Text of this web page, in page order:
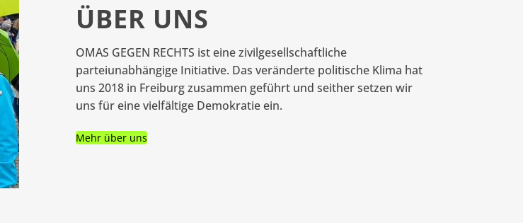
ÜBER UNS
OMAS GEGEN RECHTS ist eine zivilgesellschaftliche
parteiunabhängige Initiative. Das veränderte politische Klima hat
uns 2018 in Freiburg zusammen geführt und seither setzen wir
uns für eine vielfältige Demokratie ein.
Mehr über uns